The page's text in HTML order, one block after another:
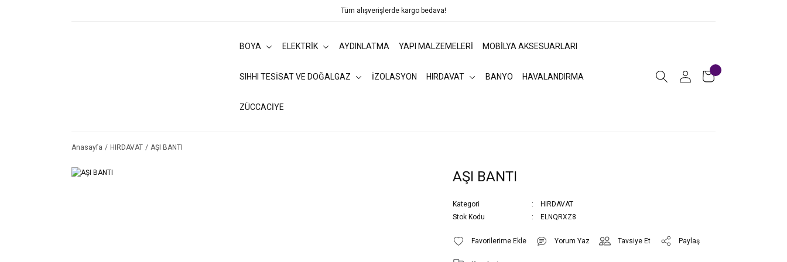
Tüm alışverişlerde kargo bedava!
BOYA ELEKTRİK AYDINLATMA YAPI MALZEMELERİ MOBİLYA AKSESUARLARI
SIHHI TESİSAT VE DOĞALGAZ İZOLASYON HIRDAVAT BANYO HAVALANDIRMA
ZÜCCACİYE
Anasayfa HIRDAVAT AŞI BANTI
AŞI BANTI
Kategori
HIRDAVAT
Stok Kodu
ELNQRXZ8
Yorum Yaz Tavsiye Et Paylaş